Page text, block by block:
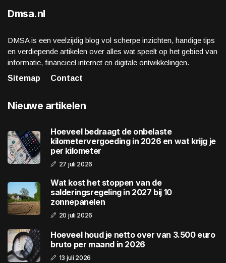
Dmsa.nl
DMSA is een veelzijdig blog vol scherpe inzichten, handige tips
en verdiepende artikelen over alles wat speelt op het gebied van
informatie, financieel internet en digitale ontwikkelingen.
Sitemap
Contact
Nieuwe artikelen
Hoeveel bedraagt de onbelaste
kilometervergoeding in 2026 en wat krijg je
per kilometer
27 juli 2026
Wat kost het stoppen van de
salderingsregeling in 2027 bij 10
zonnepanelen
20 juli 2026
Hoeveel houd je netto over van 3.500 euro
bruto per maand in 2026
13 juli 2026